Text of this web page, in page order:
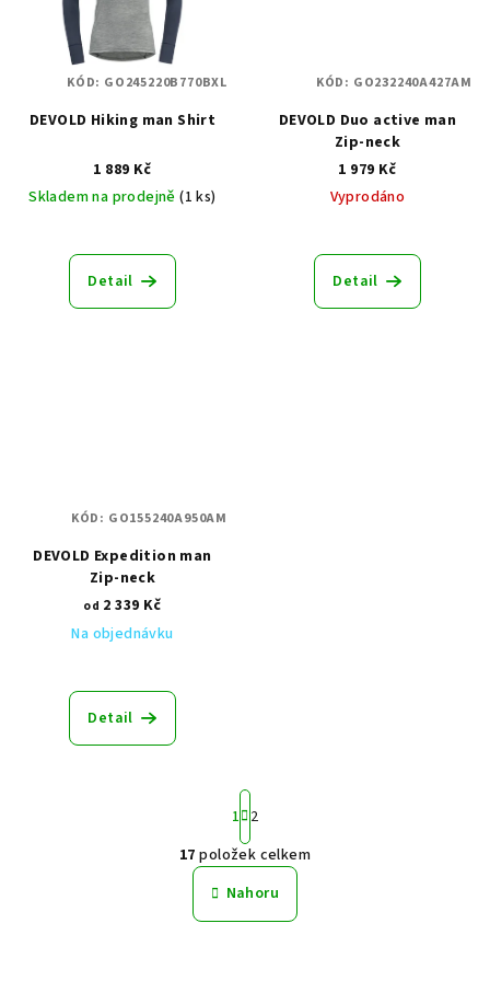
DEVOLD Hiking man Shirt
1 889 Kč
Skladem na prodejně(1 ks)
Detail
KÓD: GO245220B770BXL
DEVOLD Duo active man
Zip-neck
1 979 Kč
Vyprodáno
Detail
KÓD: GO232240A427AM
DEVOLD Expedition man
Zip-neck
od 2 339 Kč
Na objednávku
Detail
KÓD: GO155240A950AM
O
v
l
S
t
r
á
n
k
o
1 2
17 položek celkem
Nahoru